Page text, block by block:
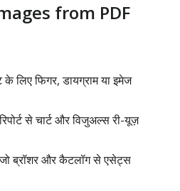
from PDF
लिए फिगर, डायग्राम या इमेज
से चार्ट और विजुअल्स री-यूज़
जो ब्रॉशर और कैटलॉग से एसेट्स